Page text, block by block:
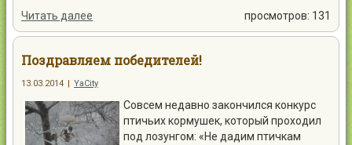
Читать далее
просмотров: 131
Поздравляем победителей!
13.03.2014 | YaCity
Совсем недавно закончился конкурс
птичьих кормушек, который проходил
под лозунгом: «Не дадим птичкам